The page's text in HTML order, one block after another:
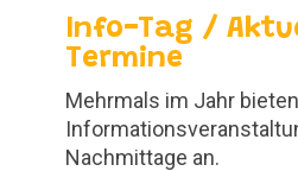
Info-Tag /
Termine
Mehrmals im Jahr
Nachmittage an.